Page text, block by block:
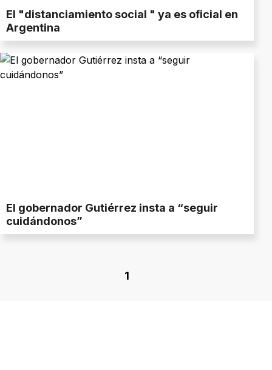
El "distanciamiento social " ya es oficial en
Argentina
El gobernador Gutiérrez insta a “seguir
cuidándonos”
1